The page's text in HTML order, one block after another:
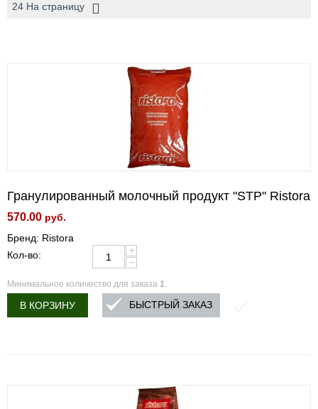
24 На страницу
Гранулированный молочный продукт "STP" Ristora
570.00 руб.
Бренд: Ristora
Кол-во:
+
−
Минимальное количество для заказа 1.
В КОРЗИНУ БЫСТРЫЙ ЗАКАЗ